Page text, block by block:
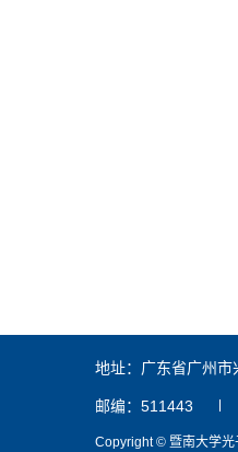
地址：广东省广州
邮编：511443
Copyright © 暨南大学光